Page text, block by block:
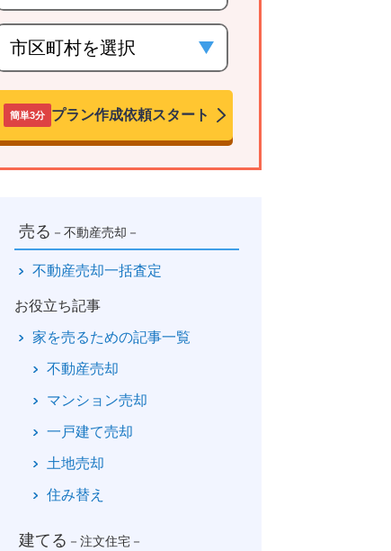
簡単3分 プラン作成依頼スタート
売る －不動産売却－
不動産売却一括査定
お役立ち記事
家を売るための記事一覧
不動産売却
マンション売却
一戸建て売却
土地売却
住み替え
建てる －注文住宅－